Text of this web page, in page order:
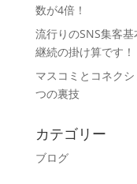
数が4倍！
流行りのSNS集客
継続の掛け算です！
マスコミとコネク
つの裏技
カテゴリー
ブログ